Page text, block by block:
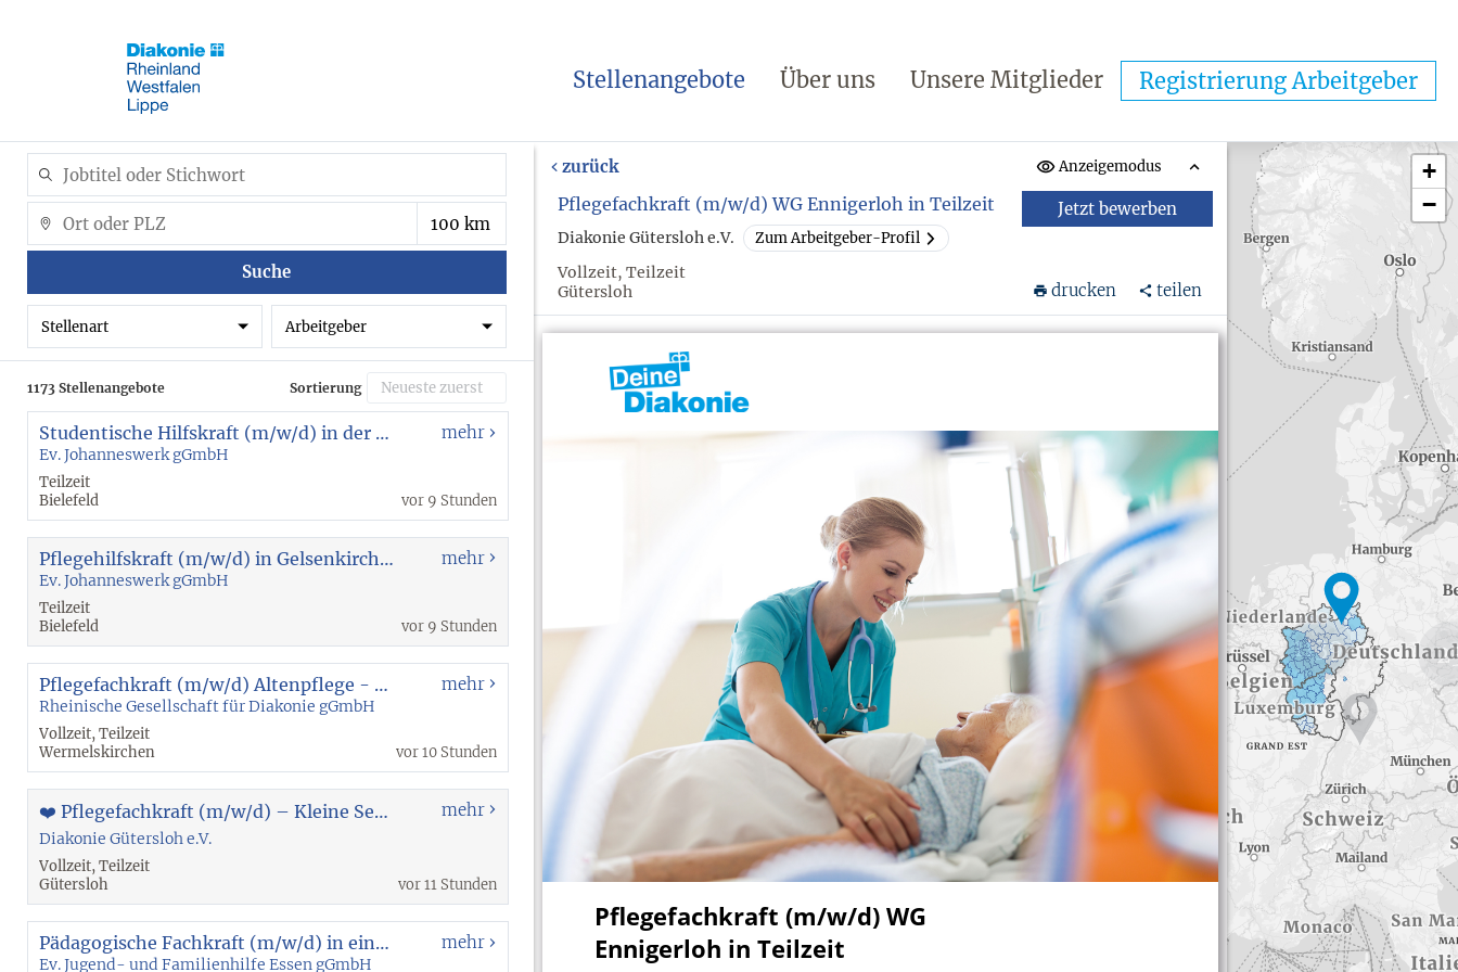
Stellenangebote Über uns Unsere Mitglieder Registrierung Arbeitgeber
Suche
Stellenart Arbeitgeber
1173 Stellenangebote Sortierung
Studentische Hilfskraft (m/w/d) in der Eingliederungshilfe - Ambulant Betreutes Wohnen Bochum
Ev. Johanneswerk gGmbH
Teilzeit
Bielefeld
mehr
vor 9 Stunden
Pflegehilfskraft (m/w/d) in Gelsenkirchen-Feldmark
Ev. Johanneswerk gGmbH
Teilzeit
Bielefeld
mehr
vor 9 Stunden
Pflegefachkraft (m/w/d) Altenpflege - Wermelskirchen
Rheinische Gesellschaft für Diakonie gGmbH
Vollzeit, Teilzeit
Wermelskirchen
mehr
vor 10 Stunden
❤️ Pflegefachkraft (m/w/d) – Kleine Senioren-WG | 20 - 30 Std. | unbefristet
Diakonie Gütersloh e.V.
Vollzeit, Teilzeit
Gütersloh
mehr
vor 11 Stunden
Pädagogische Fachkraft (m/w/d) in einem stationären Angebot für Jungen
Ev. Jugend- und Familienhilfe Essen gGmbH
mehr
zurück Anzeigemodus
Pflegefachkraft (m/w/d) WG Ennigerloh in Teilzeit
Diakonie Gütersloh e.V. Zum Arbeitgeber-Profil
Vollzeit, Teilzeit
Gütersloh
Jetzt bewerben
drucken teilen
1139
+
−